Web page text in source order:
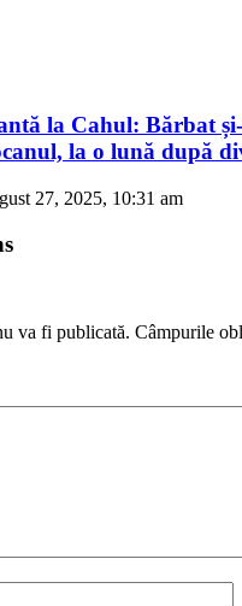
la Cahul: Bărbat
la o lună după
27, 2025, 10:31 am
va fi publicată. Câmpurile